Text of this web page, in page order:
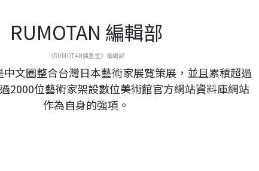
RUMOTAN 編輯部
《RUMOTAN儒墨堂》編輯部
中文圈整合台灣日本藝術家展覽策展，並且累積超過
2000位藝術家架設數位美術館官方網站資料庫網站
作為自身的強項。